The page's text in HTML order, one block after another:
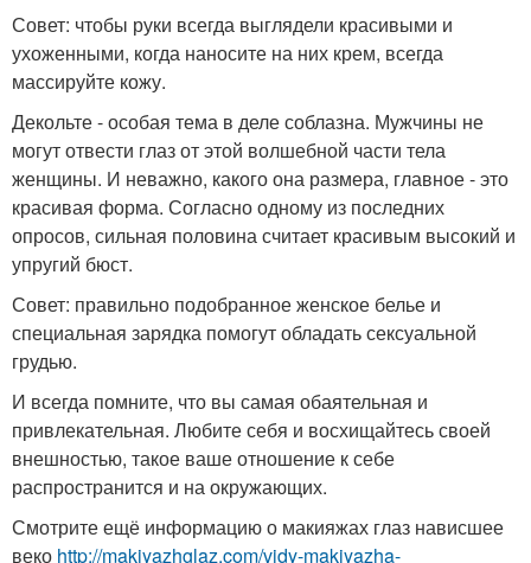
Совет: чтобы руки всегда выглядели красивыми и
ухоженными, когда наносите на них крем, всегда
массируйте кожу.
Декольте - особая тема в деле соблазна. Мужчины не
могут отвести глаз от этой волшебной части тела
женщины. И неважно, какого она размера, главное - это
красивая форма. Согласно одному из последних
опросов, сильная половина считает красивым высокий и
упругий бюст.
Совет: правильно подобранное женское белье и
специальная зарядка помогут обладать сексуальной
грудью.
И всегда помните, что вы самая обаятельная и
привлекательная. Любите себя и восхищайтесь своей
внешностью, такое ваше отношение к себе
распространится и на окружающих.
Смотрите ещё информацию о макияжах глаз нависшее
веко http://makiyazhglaz.com/vidy-makiyazha-